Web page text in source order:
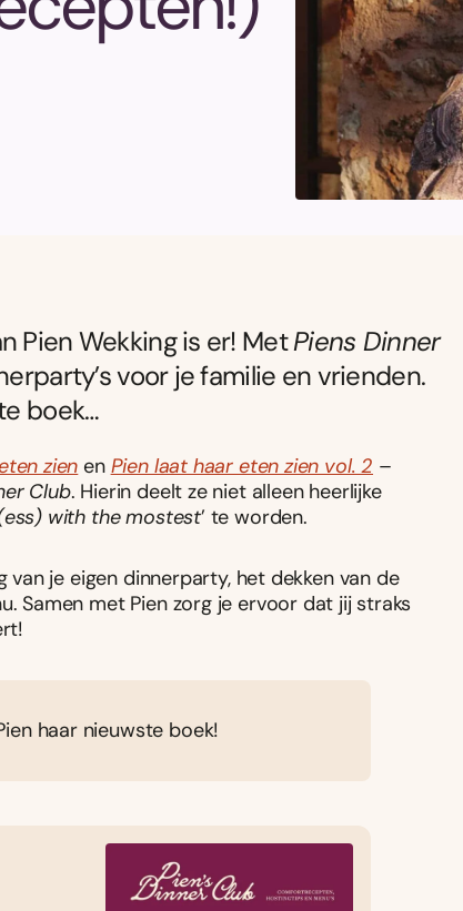
Pien Wekking is er! MetPiens Dinner
voor je familie en vrienden.
boek…
zien en Pien laat haar eten zien vol. 2 –
Club. Hierin deelt ze niet alleen heerlijke
with the mostest’ te worden.
je eigen dinnerparty, het dekken van de
Samen met Pien zorg je ervoor dat jij straks
haar nieuwste boek!